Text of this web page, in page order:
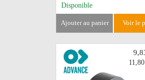
Disponible
ajouter au panier voir le